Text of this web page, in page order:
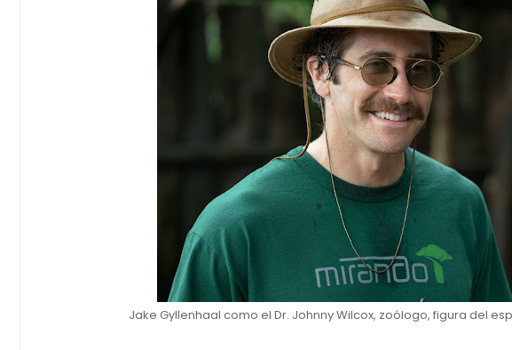
Jake Gyllenhaal como el Dr. Johnny Wilcox, zoólogo, figura del